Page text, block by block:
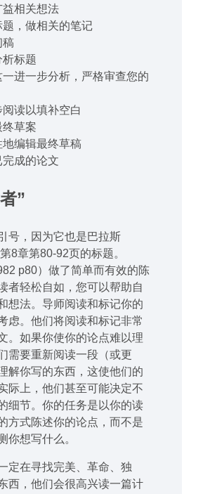
益相关想法
题，做相关的笔记
稿
标题
一进一步分析，严格审查您的
读以填补空白
草案
地编辑最终草稿
完成的论文
”
号，因为它也是巴拉斯
8章第80-92页的标题。
p80）做了简单而有效的陈
者轻松自如，您可以帮助自
想法。导师阅读和标记你的
虑。他们将阅读和标记非常
。如果你使你的论点难以理
需要重新阅读一段（或更
解你写的东西，这使他们的
际上，他们甚至可能决定不
细节。你的任务是以你的读
方式陈述你的论点，而不是
你想写什么。
定在寻找完美、革命、独
西，他们会很高兴读一篇计